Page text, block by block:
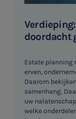
doordacht
Estate planning
erven,
Daarom
samenhang.
uw
welke